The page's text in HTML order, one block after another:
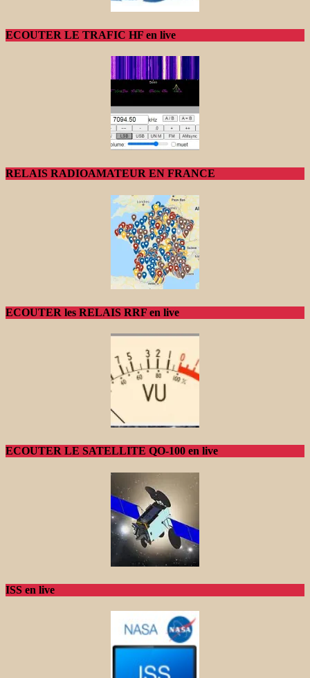
ECOUTER LE TRAFIC HF en live
RELAIS RADIOAMATEUR EN FRANCE
ECOUTER les RELAIS RRF en live
ECOUTER LE SATELLITE QO-100 en live
ISS en live